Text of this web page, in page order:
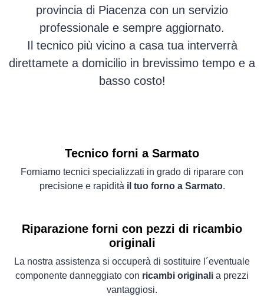
provincia di Piacenza con un servizio
professionale e sempre aggiornato.
Il tecnico più vicino a casa tua interverrà
direttamete a domicilio in brevissimo tempo e a
basso costo!
Tecnico forni a Sarmato
Forniamo tecnici specializzati in grado di riparare con
precisione e rapidità il tuo forno a Sarmato.
Riparazione forni con pezzi di ricambio
originali
La nostra assistenza si occuperà di sostituire l´eventuale
componente danneggiato con ricambi originali a prezzi
vantaggiosi.